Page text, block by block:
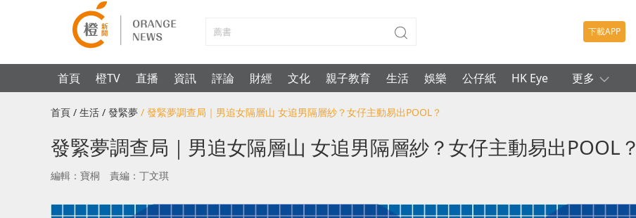
下載APP
首頁 橙TV 直播 資訊 評論 財經 文化 親子教育 生活 娛樂 公仔紙 HK Eye 更多
首頁 / 生活 / 發緊夢 / 發緊夢調查局｜男追女隔層山 女追男隔層紗？女仔主動易出POOL？
發緊夢調查局｜男追女隔層山 女追男隔層紗？女仔主動易出POOL？
編輯：寶桐 責編：丁文琪